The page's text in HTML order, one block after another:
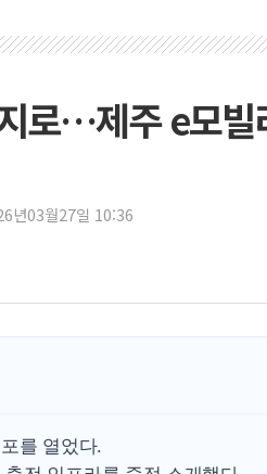
로…제주 e모빌
년03월27일 10:36
를 열었다.